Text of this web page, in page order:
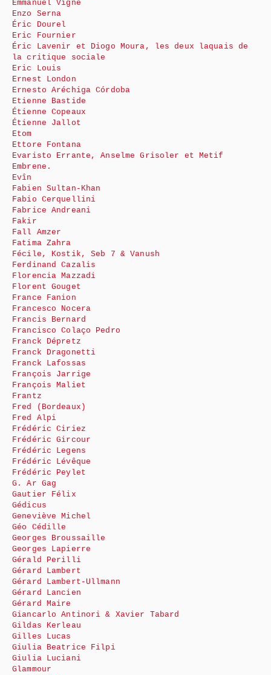
Emmanuel Vigne
Enzo Serna
Éric Dourel
Eric Fournier
Éric Lavenir et Diogo Moura, les deux laquais de
la critique sociale
Eric Louis
Ernest London
Ernesto Aréchiga Córdoba
Etienne Bastide
Étienne Copeaux
Étienne Jallot
Etom
Ettore Fontana
Evaristo Errante, Anselme Grisoler et Metif
Embrene.
Evîn
Fabien Sultan-Khan
Fabio Cerquellini
Fabrice Andreani
Fakir
Fall Amzer
Fatima Zahra
Fécile, Kostik, Seb 7 & Vanush
Ferdinand Cazalis
Florencia Mazzadi
Florent Gouget
France Fanion
Francesco Nocera
Francis Bernard
Francisco Colaço Pedro
Franck Dépretz
Franck Dragonetti
Franck Lafossas
François Jarrige
François Maliet
Frantz
Fred (Bordeaux)
Fred Alpi
Frédéric Ciriez
Frédéric Gircour
Frédéric Legens
Frédéric Lévêque
Frédéric Peylet
G. Ar Gag
Gautier Félix
Gédicus
Geneviève Michel
Géo Cédille
Georges Broussaille
Georges Lapierre
Gérald Perilli
Gérard Lambert
Gérard Lambert-Ullmann
Gérard Lancien
Gérard Maire
Giancarlo Antinori & Xavier Tabard
Gildas Kerleau
Gilles Lucas
Giulia Beatrice Filpi
Giulia Luciani
Glammour